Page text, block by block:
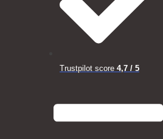
Trustpilot score 4,7 / 5